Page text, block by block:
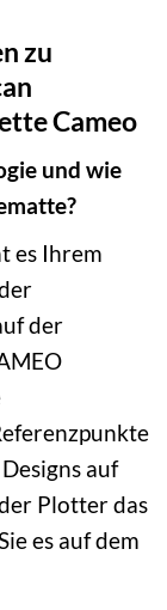
zu
Cameo
und wie
es Ihrem
der
auf
Plotter das
es auf dem